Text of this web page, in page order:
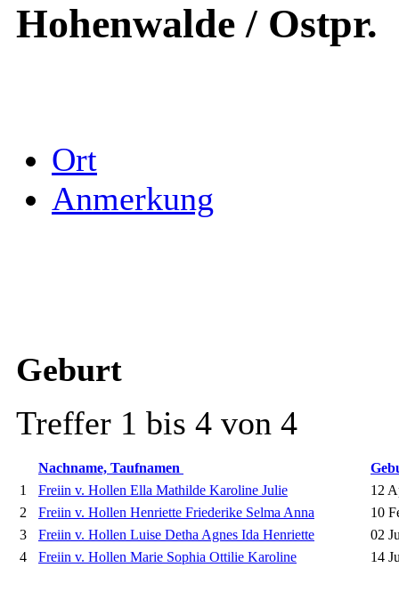
Hohenwalde / Ostpr.
Ort
Anmerkung
Geburt
Treffer 1 bis 4 von 4
Nachname, Taufnamen
1
Freiin v. Hollen Ella Mathilde Karoline Julie
12
2
Freiin v. Hollen Henriette Friederike Selma Anna
10
3
Freiin v. Hollen Luise Detha Agnes Ida Henriette
02
4
Freiin v. Hollen Marie Sophia Ottilie Karoline 14